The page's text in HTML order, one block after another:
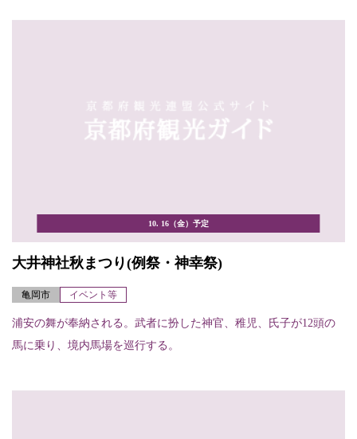
10. 16（金）予定
大井神社秋まつり(例祭・神幸祭)
亀岡市 イベント等
浦安の舞が奉納される。武者に扮した神官、稚児、氏子が12頭の
馬に乗り、境内馬場を巡行する。